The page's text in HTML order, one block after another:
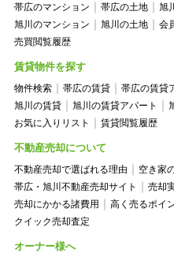
帯広のマンション
帯広の土地 旭
旭川のマンション
旭川の土地 会
売買閲覧履歴
賃貸物件を探す
物件検索 帯広の賃貸 帯広の賃貸
旭川の賃貸
旭川の賃貸アパート
お気に入りリスト
賃貸閲覧履歴
不動産売却について
不動産売却で選ばれる理由
空き家
帯広・旭川不動産売却サイト
売却
売却にかかる諸費用
高く売るポイ
クイック売却査定
オーナー様へ